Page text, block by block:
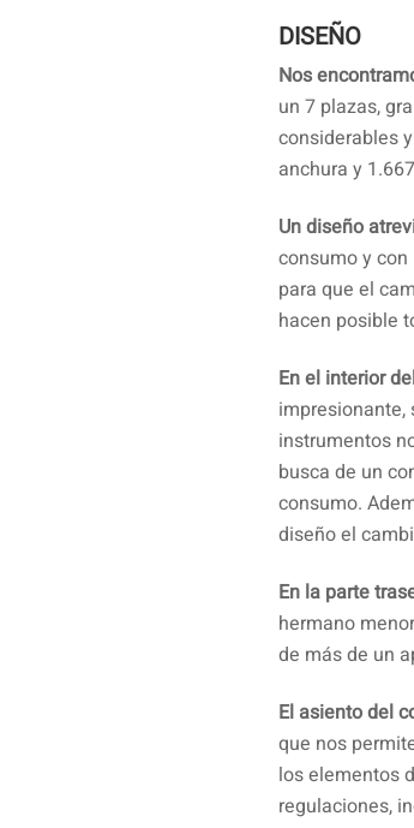
DISEÑO
Nos
un 7 plazas,
considerables
anchura y
Un diseño
consumo y
para que el
hacen posible
En el interior
impresionante,
instrumentos
busca de un
consumo.
diseño el
En la parte
hermano
de más de un
El asiento del
que nos
los elementos
regulaciones,